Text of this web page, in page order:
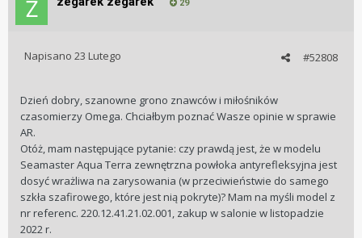
29
#52808
Napisano 23 Lutego
Dzień dobry, szanowne grono znawców i miłośników
czasomierzy Omega. Chciałbym poznać Wasze opinie w sprawie
AR.
Otóż, mam następujące pytanie: czy prawdą jest, że w modelu
Seamaster Aqua Terra zewnętrzna powłoka antyrefleksyjna jest
dosyć wrażliwa na zarysowania (w przeciwieństwie do samego
szkła szafirowego, które jest nią pokryte)? Mam na myśli model z
nr referenc. 220.12.41.21.02.001, zakup w salonie w listopadzie
2022 r.